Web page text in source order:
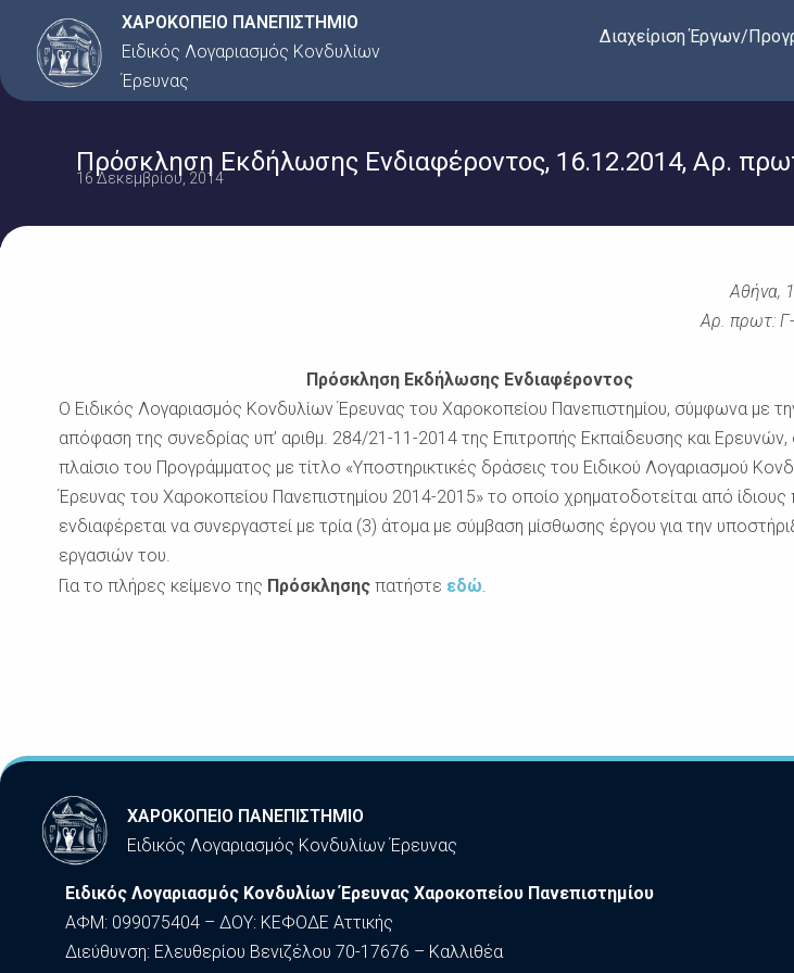
Μετάβαση
περιεχόμενο
ΧΑΡΟΚΟΠΕΙΟ ΠΑΝΕΠΙΣΤΗΜΙΟ
Ειδικός Λογαριασμός Κονδυλίων
Έρευνας
Διαχείριση Έργων/
Πρόσκληση Εκδήλωσης Ενδιαφέροντος, 16.12.2014, Αρ.
16 Δεκεμβρίου, 2014
Αθήνα,
Αρ. πρωτ:
Πρόσκληση Εκδήλωσης Ενδιαφέροντος
Ο Ειδικός Λογαριασμός Κονδυλίων Έρευνας του Χαροκοπείου Πανεπιστημίου, σύμφωνα με
απόφαση της συνεδρίας υπ’ αριθμ. 284/21-11-2014 της Επιτροπής Εκπαίδευσης και Ερευνών,
πλαίσιο του Προγράμματος με τίτλο «Υποστηρικτικές δράσεις του Ειδικού Λογαριασμού
Έρευνας του Χαροκοπείου Πανεπιστημίου 2014-2015» το οποίο χρηματοδοτείται από ίδιους
ενδιαφέρεται να συνεργαστεί με τρία (3) άτομα με σύμβαση μίσθωσης έργου για την
εργασιών του.
Για το πλήρες κείμενο της Πρόσκλησηςπατήστε εδώ.
ΧΑΡΟΚΟΠΕΙΟ ΠΑΝΕΠΙΣΤΗΜΙΟ
Ειδικός Λογαριασμός Κονδυλίων Έρευνας
Ειδικός Λογαριασμός Κονδυλίων Έρευνας Χαροκοπείου Πανεπιστημίου
ΑΦΜ: 099075404 – ΔΟΥ: ΚΕΦΟΔΕ Αττικής
Διεύθυνση: Ελευθερίου Βενιζέλου 70-17676 – Καλλιθέα